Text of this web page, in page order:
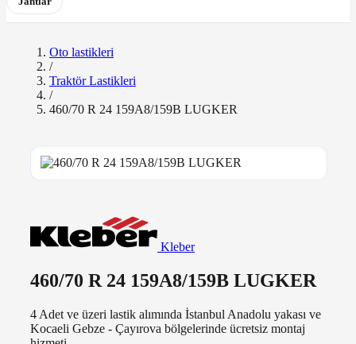
Oto lastikleri
/
Traktör Lastikleri
/
460/70 R 24 159A8/159B LUGKER
Kleber
460/70 R 24 159A8/159B LUGKER
4 Adet ve üzeri lastik alımında İstanbul Anadolu yakası ve
Kocaeli Gebze - Çayırova bölgelerinde ücretsiz montaj